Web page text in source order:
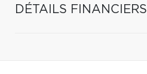
DÉTAILS FINANCIERS